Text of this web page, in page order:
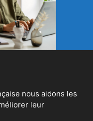
nous aidons les
leur